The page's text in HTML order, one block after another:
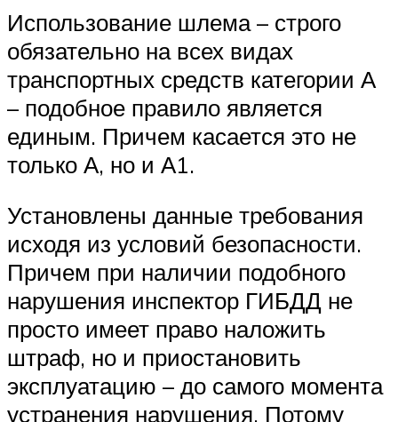
Использование шлема – строго
обязательно на всех видах
транспортных средств категории А
– подобное правило является
единым. Причем касается это не
только А, но и А1.
Установлены данные требования
исходя из условий безопасности.
Причем при наличии подобного
нарушения инспектор ГИБДД не
просто имеет право наложить
штраф, но и приостановить
эксплуатацию – до самого момента
устранения нарушения. Потому